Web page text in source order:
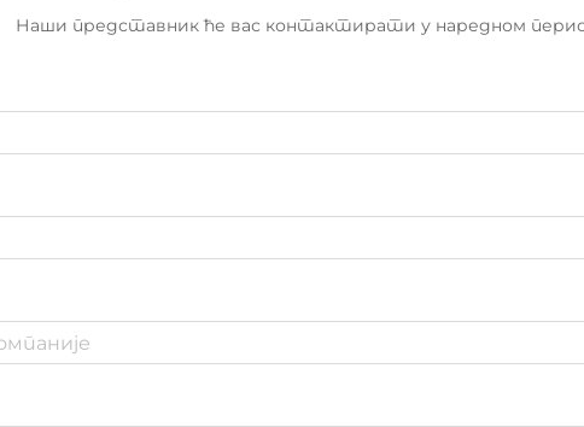
Наши представник ће вас контактирати у наредном